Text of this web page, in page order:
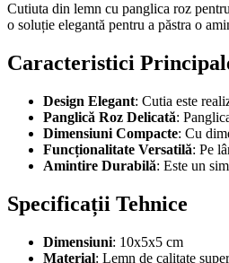
Cutiuta din lemn cu panglica roz
o soluție elegantă pentru a păstra o
Caracteristici
Design Elegant: Cutia este
Panglică Roz Delicată:
Dimensiuni Compacte: Cu
Funcționalitate Versatilă: Pe
Amintire Durabilă: Este un
Specificații Tehnice
Dimensiuni: 10x5x5 cm
Material: Lemn de calitate